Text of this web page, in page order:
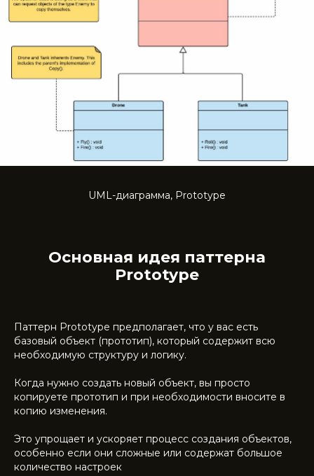
UML-диаграмма, Prototype
Основная идея паттерна
Prototype
Паттерн Prototype предполагает, что у вас есть
базовый объект (прототип), который содержит всю
необходимую структуру и логику.
Когда нужно создать новый объект, вы просто
копируете прототип и при необходимости вносите в
копию изменения.
Это упрощает и ускоряет процесс создания объектов,
особенно если они сложные или содержат большое
количество настроек